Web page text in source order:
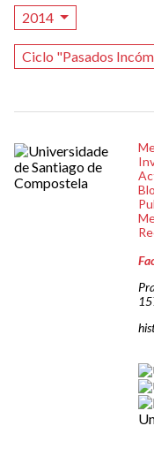
2014
Ciclo "Pasados